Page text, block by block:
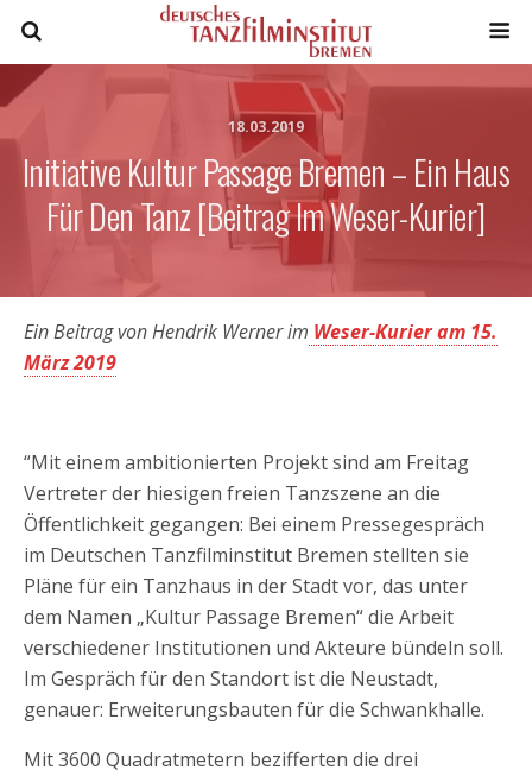
18.03.2019
Initiative Kultur Passage Bremen – Ein Haus
Für Den Tanz [Beitrag Im Weser-Kurier]
Ein Beitrag von Hendrik Werner im Weser-Kurier am 15.
März 2019
“Mit einem ambitionierten Projekt sind am Freitag
Vertreter der hiesigen freien Tanzszene an die
Öffentlichkeit gegangen: Bei einem Pressegespräch
im Deutschen Tanzfilminstitut Bremen stellten sie
Pläne für ein Tanzhaus in der Stadt vor, das unter
dem Namen „Kultur Passage Bremen“ die Arbeit
verschiedener Institutionen und Akteure bündeln soll.
Im Gespräch für den Standort ist die Neustadt,
genauer: Erweiterungsbauten für die Schwankhalle.
Mit 3600 Quadratmetern bezifferten die drei